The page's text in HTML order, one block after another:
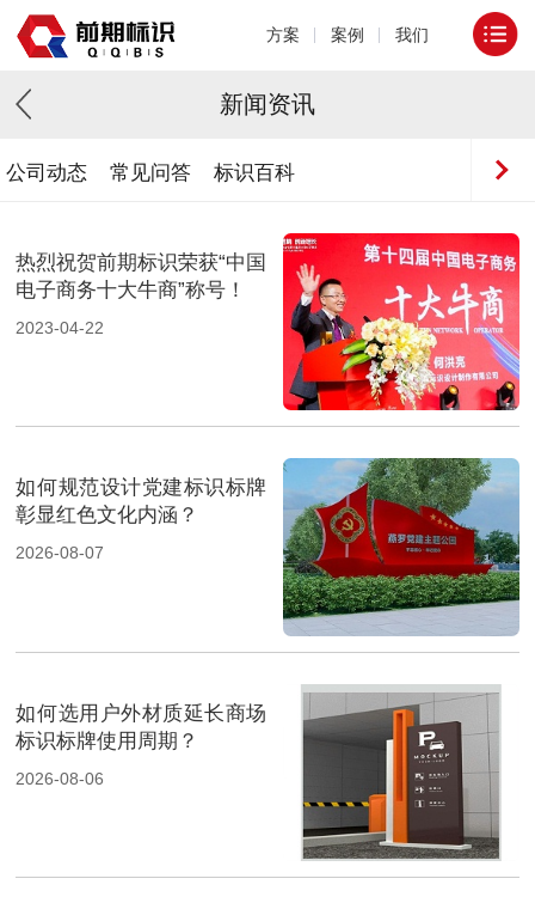
方案 案例 我们
新闻资讯
公司动态 常见问答 标识百科
热烈祝贺前期标识荣获“中国
电子商务十大牛商”称号！
2023-04-22
如何规范设计党建标识标牌
彰显红色文化内涵？
2026-08-07
如何选用户外材质延长商场
标识标牌使用周期？
2026-08-06